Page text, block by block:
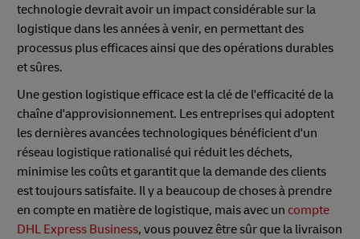
technologie devrait avoir un impact considérable sur la
logistique dans les années à venir, en permettant des
processus plus efficaces ainsi que des opérations durables
et sûres.
Une gestion logistique efficace est la clé de l'efficacité de la
chaîne d'approvisionnement. Les entreprises qui adoptent
les dernières avancées technologiques bénéficient d'un
réseau logistique rationalisé qui réduit les déchets,
minimise les coûts et garantit que la demande des clients
est toujours satisfaite. Il y a beaucoup de choses à prendre
en compte en matière de logistique, mais avec un compte
DHL Express Business, vous pouvez être sûr que la livraison